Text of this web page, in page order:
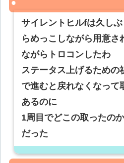
サイレントヒルfは久し
らめっこしながら用意さ
ながらトロコンしたわ
ステータス上げるための
で進むと戻れなくなって
あるのに
1周目でどこの取ったの
だった